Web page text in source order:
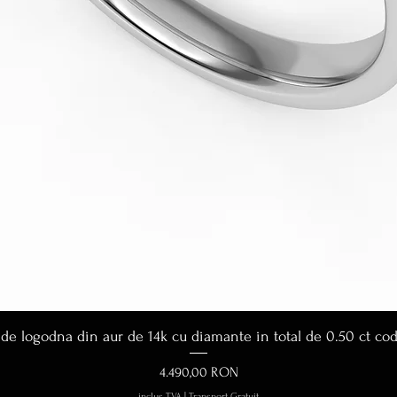
Afișare rapidă
logodna din aur de 14k cu diamante in total de 0.50 ct
Preț
4.490,00 RON